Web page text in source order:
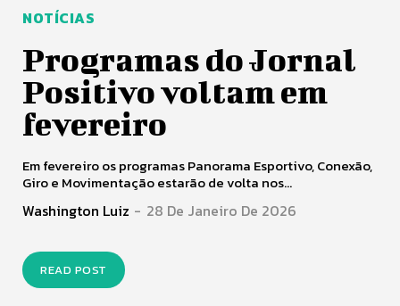
NOTÍCIAS
Programas do Jornal
Positivo voltam em
fevereiro
Em fevereiro os programas Panorama Esportivo, Conexão,
Giro e Movimentação estarão de volta nos...
Washington Luiz - 28 De Janeiro De 2026
READ POST